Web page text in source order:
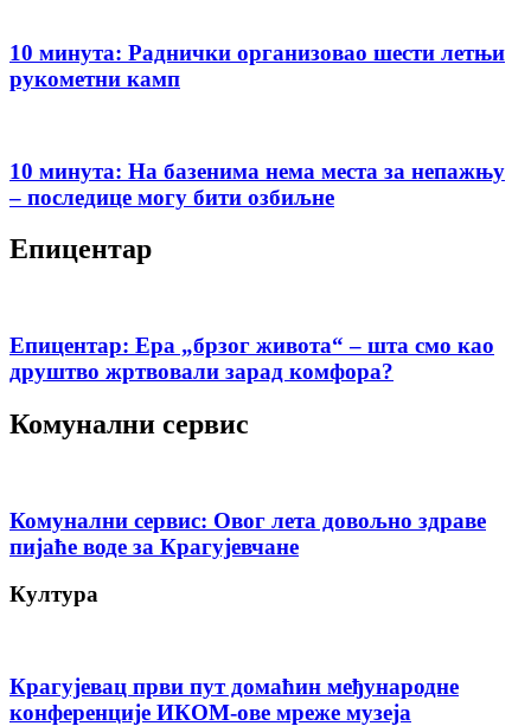
10 минута: Раднички организовао шести летњи
рукометни камп
10 минута: На базенима нема места за непажњу
– последице могу бити озбиљне
Епицентар
Епицентар: Ера „брзог живота“ – шта смо као
друштво жртвовали зарад комфора?
Комунални сервис
Комунални сервис: Овог лета довољно здраве
пијаће воде за Крагујевчане
Култура
Крагујевац први пут домаћин међународне
конференције ИКОМ-ове мреже музеја